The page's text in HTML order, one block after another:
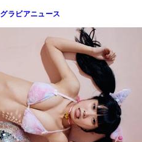
グラビアニュース